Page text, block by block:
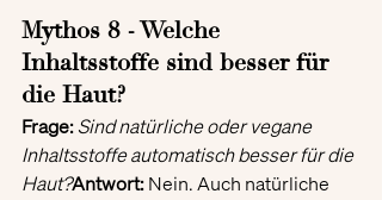
Mythos 8 - Welche
Inhaltsstoffe sind besser für
die Haut?
Frage:Sind natürliche oder vegane
Inhaltsstoffe automatisch besser für die
Haut?Antwort: Nein. Auch natürliche